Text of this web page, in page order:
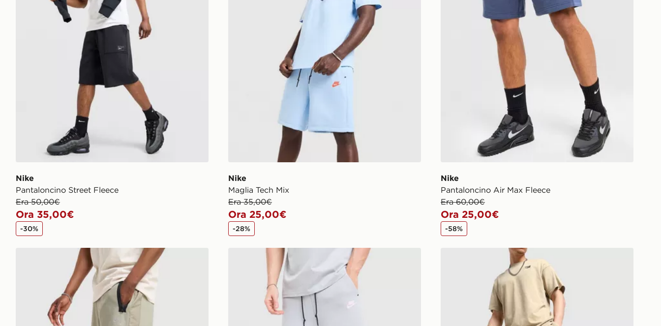
Nike
Pantaloncino Street Fleece
Era 50,00€
Ora 35,00€
-30%
Nike
Maglia Tech Mix
Era 35,00€
Ora 25,00€
-28%
Nike
Pantaloncino Air Max Fleece
Era 60,00€
Ora 25,00€
-58%
Nike Pantaloncino Air Max Fleece Nike Pantaloncino Tech Mix Nike Pantaloncino Street Graphic